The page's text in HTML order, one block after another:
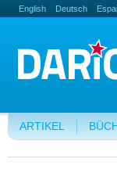
English Deutsch
ARTIKEL